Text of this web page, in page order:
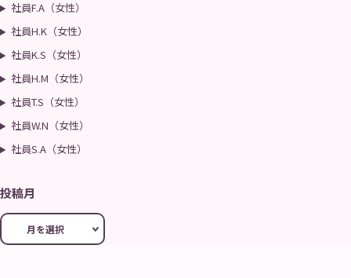
社員F.A（女性）
社員H.K（女性）
社員K.S（女性）
社員H.M（女性）
社員T.S（女性）
社員W.N（女性）
社員S.A（女性）
投稿月